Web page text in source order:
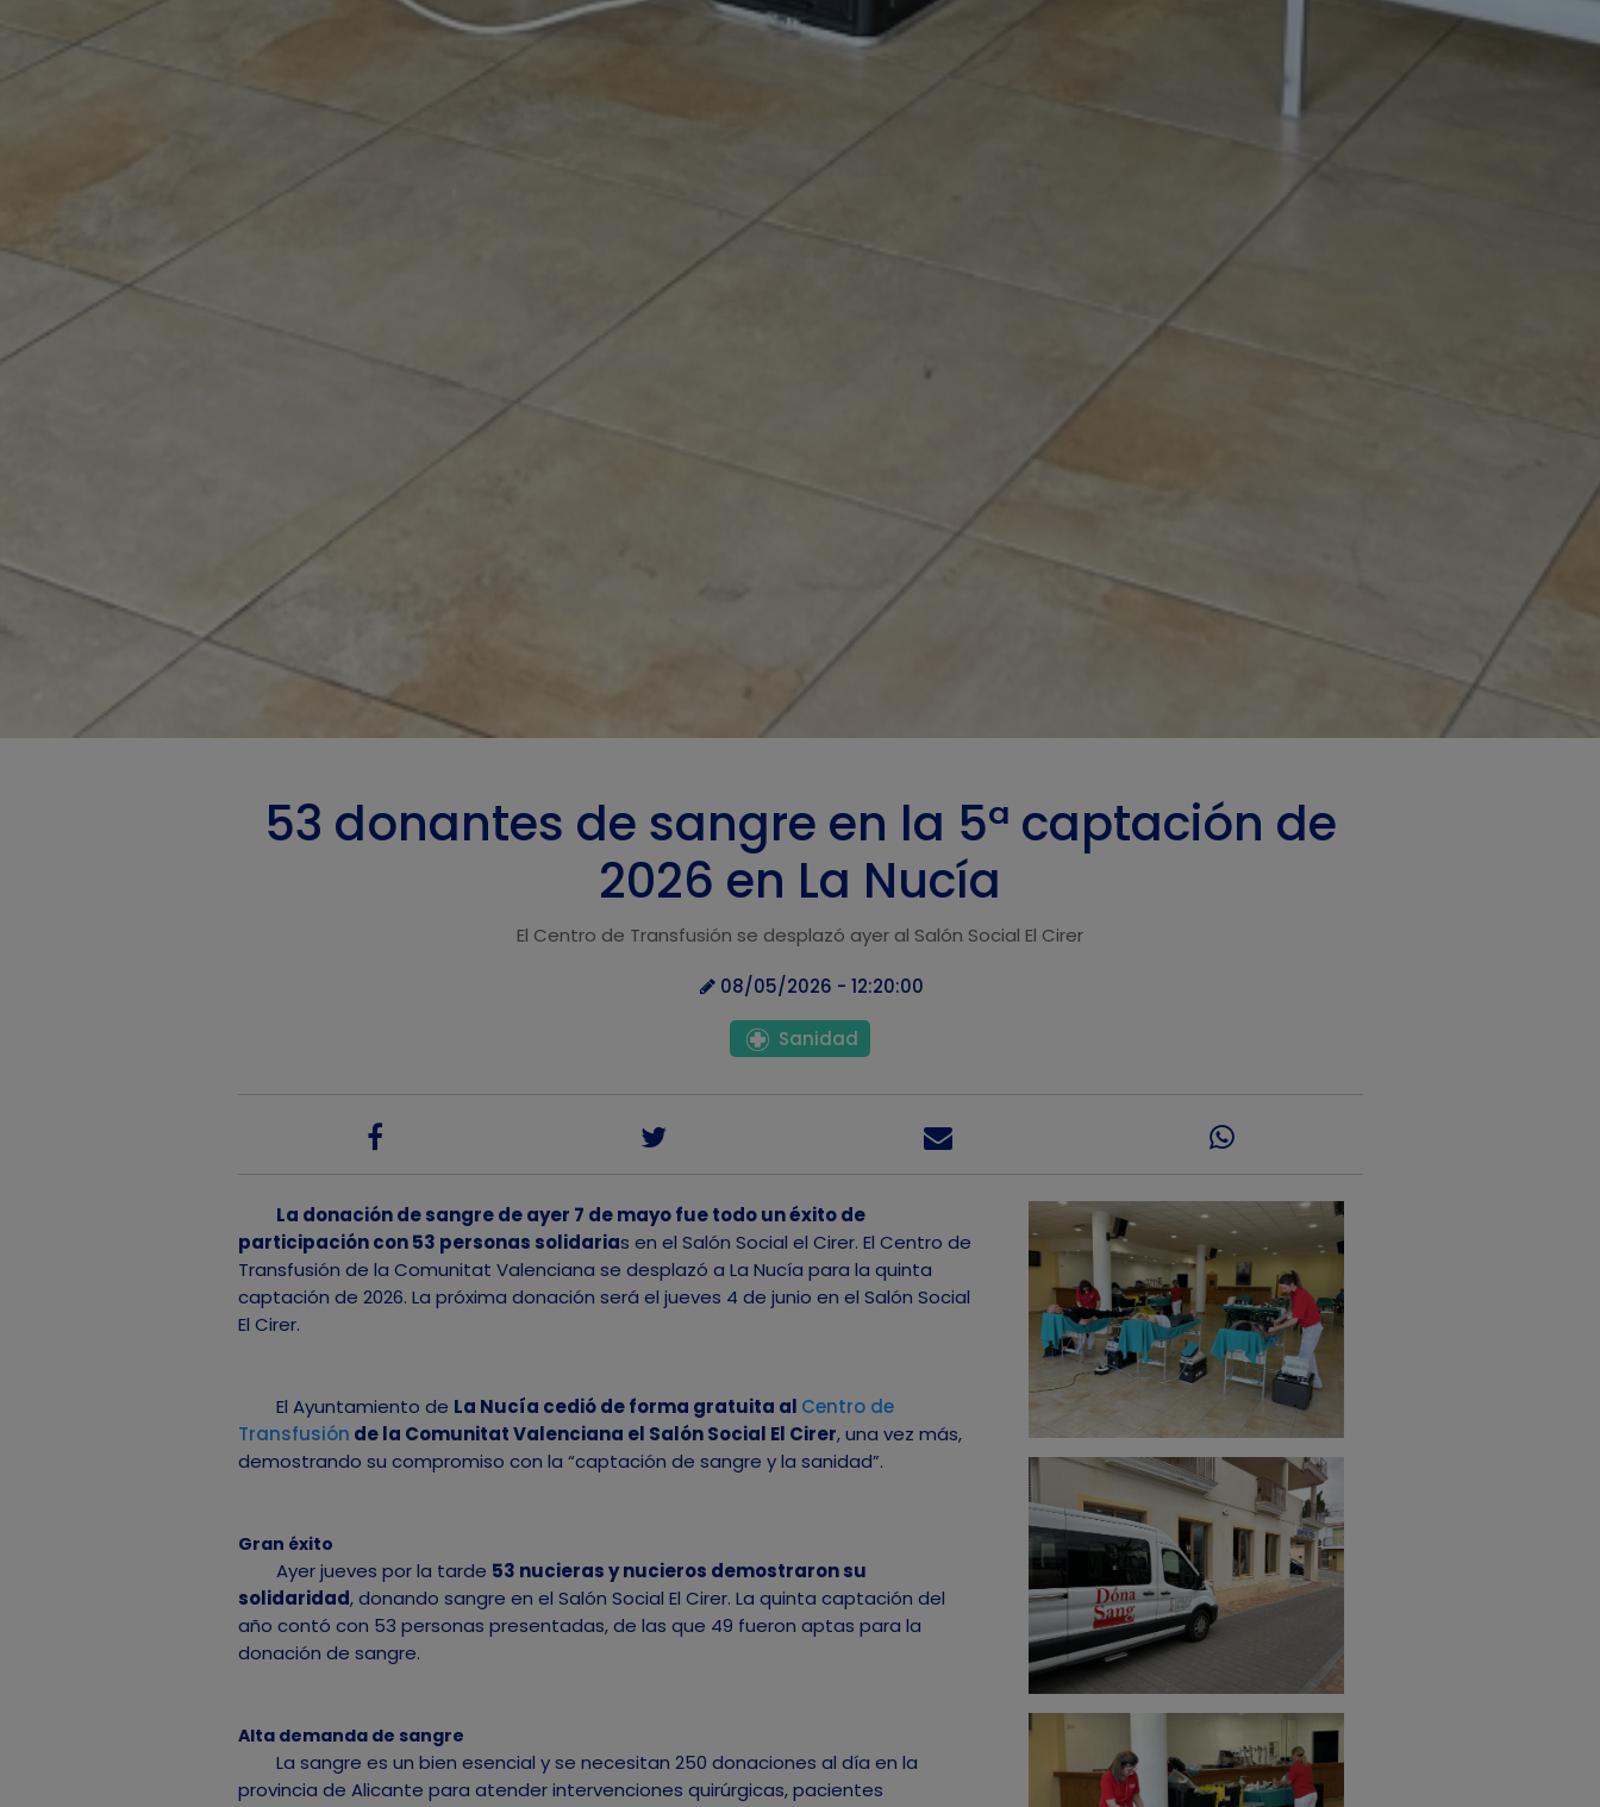
53 donantes de sangre en la 5ª captación de
2026 en La Nucía
El Centro de Transfusión se desplazó ayer al Salón Social El Cirer
08/05/2026 - 12:20:00
Sanidad
La donación de sangre de ayer 7 de mayo fue todo un éxito de
participación con 53 personas solidarias en el Salón Social el Cirer. El Centro de
Transfusión de la Comunitat Valenciana se desplazó a La Nucía para la quinta
captación de 2026. La próxima donación será el jueves 4 de junio en el Salón Social
El Cirer.
El Ayuntamiento de La Nucía cedió de forma gratuita al Centro de
Transfusión de la Comunitat Valenciana el Salón Social El Cirer, una vez más,
demostrando su compromiso con la “captación de sangre y la sanidad”.
Gran éxito
Ayer jueves por la tarde 53 nucieras y nucieros demostraron su
solidaridad, donando sangre en el Salón Social El Cirer. La quinta captación del
año contó con 53 personas presentadas, de las que 49 fueron aptas para la
donación de sangre.
Alta demanda de sangre
La sangre es un bien esencial y se necesitan 250 donaciones al día en la
provincia de Alicante para atender intervenciones quirúrgicas, pacientes